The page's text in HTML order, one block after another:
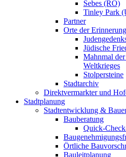
Sebes (RO)
Tinley Park
Partner
Orte der Erinnerung
Jüdische
Mahnmal
Weltkrieges
Stolpersteine
Stadtarchiv
Direktvermarkter und
Stadtplanung
Stadtentwicklung &
Bauberatung
Quick-
Örtliche
Bauleitplanung